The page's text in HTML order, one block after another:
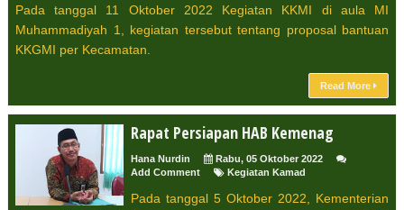
Pada tanggal 11 Oktober 2022 Kegiatan KKMI di aula MI
Muhammadiyah 1, kegiatan tersebut tentang proposal bantuan
KKGMI per Kecamatan.
Read More
Rapat Persiapan HAB Kemenag
Hana Nurdin
Rabu, 05 Oktober 2022
Add Comment
Kegiatan Kamad
Pada tanggal 5 Oktober 2022, Kementerian